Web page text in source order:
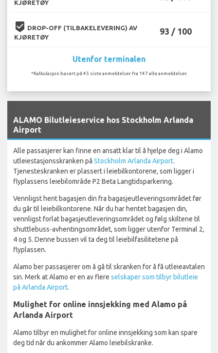
KJØRETØY
beenhere DROP-OFF (TILBAKELEVERING) AV
KJØRETØY
93 / 100
Utenfor terminalen
*Kalkulasjon basert på 45 siste anmeldelser fra 147 alle anmeldelser.
ALAMO Bilutleieservice hos Stockholm Arlanda
Airport
Alle passasjerer kan finne en ansatt klar til å hjelpe deg i Alamo
utleiestasjonsskranken på Stockholm Arlanda Airport.
Tjenesteskranken er plassert i leiebilkontorene, som ligger i
flyplassens leiebilområde P2 Beta Langtidsparkering.
Vennligst hent bagasjen din fra bagasjeutleveringsområdet før
du går til leiebilkontorene. Når du har hentet bagasjen din,
vennligst forlat bagasjeutleveringsområdet og følg skiltene til
shuttlebuss-avhentingsområdet, som ligger utenfor Terminal 2,
4 og 5. Denne bussen vil ta deg til leiebilfasilitetene på
flyplassen.
Alamo ber passasjerer om å gå til skranken for å få utleieavtalen
sin. Merk at Alamo er en av flere selskaper som tilbyr bilutleie
på Arlanda Airport.
Mulighet for online innsjekking med Alamo på
Arlanda Airport
Alamo tilbyr en mulighet for online innsjekking som kan spare
deg tid når du ankommer Alamo leiebilskranke.